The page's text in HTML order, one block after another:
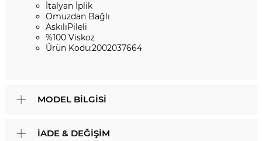
İtalyan İplik
Omuzdan Bağlı
AskılıPileli
%100 Viskoz
Ürün Kodu:2002037664
MODEL BILGISI
İADE & DEĞIŞIM